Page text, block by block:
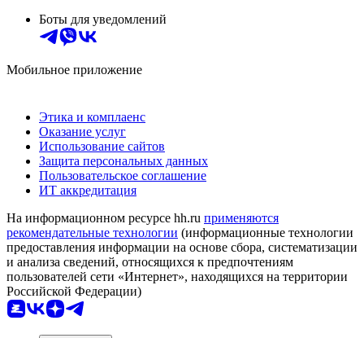
Боты для уведомлений
Мобильное приложение
Этика и комплаенс
Оказание услуг
Использование сайтов
Защита персональных данных
Пользовательское соглашение
ИТ аккредитация
На информационном ресурсе hh.ru применяются
рекомендательные технологии (информационные технологии
предоставления информации на основе сбора, систематизации
и анализа сведений, относящихся к предпочтениям
пользователей сети «Интернет», находящихся на территории
Российской Федерации)